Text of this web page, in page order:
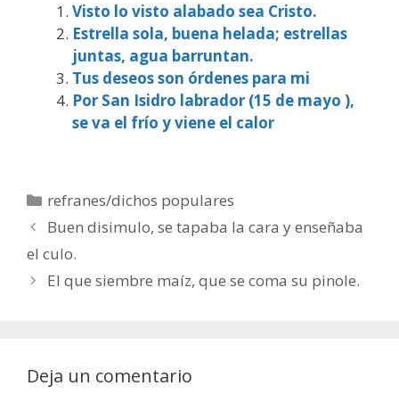
Visto lo visto alabado sea Cristo.
Estrella sola, buena helada; estrellas
juntas, agua barruntan.
Tus deseos son órdenes para mi
Por San Isidro labrador (15 de mayo ),
se va el frío y viene el calor
Categorías
refranes/dichos populares
Buen disimulo, se tapaba la cara y enseñaba
el culo.
El que siembre maíz, que se coma su pinole.
Deja un comentario